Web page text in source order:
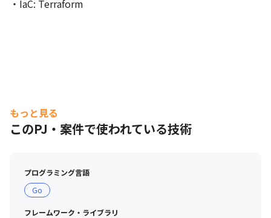
・IaC: Terraform
もっと見る
このPJ・案件で使われている技術
プログラミング言語
Go
フレームワーク・ライブラリ